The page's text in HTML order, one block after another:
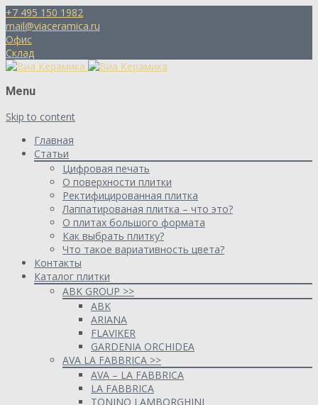
+7 495 150 1982
mail@viaceramica.ru
Офис
Склад
Menu
Skip to content
Главная
Статьи
Цифровая печать
О поверхности плитки
Ректифицированная плитка
Лаппатированая плитка – что это?
О плитах большого формата
Как выбрать плитку?
Что такое вариативность цвета?
Контакты
Каталог плитки
ABK GROUP >>
ABK
ARIANA
FLAVIKER
GARDENIA ORCHIDEA
AVA LA FABBRICA >>
AVA – LA FABBRICA
LA FABBRICA
TONINO LAMBORGHINI